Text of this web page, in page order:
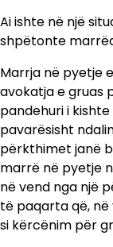
Ai ishte në një
shpëtonte
Marrja në pyetje
avokatja e gruas
pandehuri i
pavarësisht
përkthimet janë
marrë në pyetje
në vend nga një
të paqarta që,
si kërcënim për